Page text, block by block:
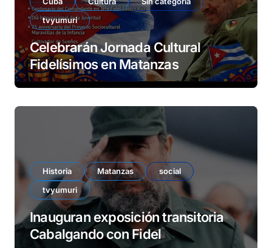
tvyumuri
Celebrarán Jornada Cultural
Fidelísimos en Matanzas
Historia Matanzas
social
tvyumuri
Inauguran exposición transitoria
Cabalgando con Fidel